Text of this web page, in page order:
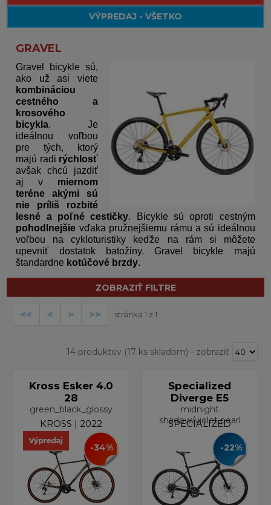
VÝPREDAJ - VŠETKO
GRAVEL
Gravel bicykle sú,
ako už asi viete
kombináciou
cestného a
krosového
bicykla. Je
ideálnou voľbou
pre tých, ktorý
majú radi rýchlosť
avšak chcú jazdiť
aj v miernom
teréne akými sú
nie príliš rozbité
lesné a poľné cestičky. Bicykle sú oproti cestným
pohodlnejšie vďaka pružnejšiemu rámu a sú ideálnou
voľbou na cykloturistiky keďže na rám si môžete
upevniť dostatok batožiny. Gravel bicykle majú
štandardne kotúčové brzdy.
ZOBRAZIŤ FILTRE
stránka 1 z 1
14 produktov(17 ks skladom) - zobraziť
Kross Esker 4.0
28
green_black_glossy
KROSS | 2022
-34%
Specialized
Diverge E5
midnight
shadow/violet pearl
SPECIALIZED
-22%